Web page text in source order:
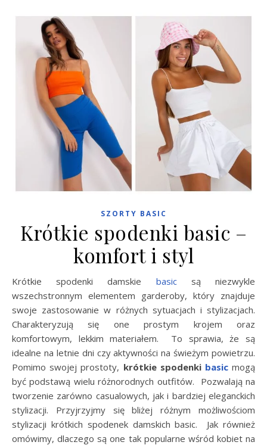
SZORTY BASIC
Krótkie spodenki basic –
komfort i styl
Krótkie spodenki damskie basicsą niezwykle
wszechstronnym elementem garderoby, który znajduje
swoje zastosowanie w różnych sytuacjach i stylizacjach.
Charakteryzują się one prostym krojem oraz
komfortowym, lekkim materiałem. To sprawia, że są
idealne na letnie dni czy aktywności na świeżym powietrzu.
Pomimo swojej prostoty, krótkie spodenki basicmogą
być podstawą wielu różnorodnych outfitów. Pozwalają na
tworzenie zarówno casualowych, jak i bardziej eleganckich
stylizacji. Przyjrzyjmy się bliżej różnym możliwościom
stylizacji krótkich spodenek damskich basic. Jak również
omówimy, dlaczego są one tak popularne wśród kobiet na